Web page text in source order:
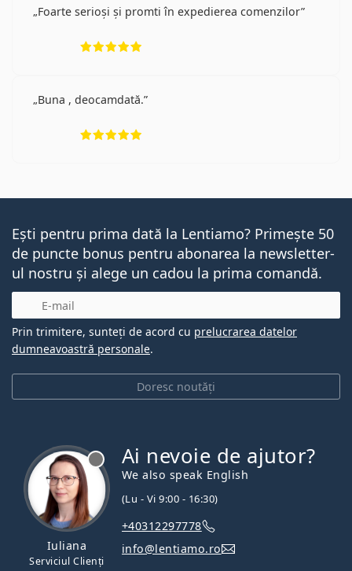
Foarte serioși și promti în expedierea comenzilor
Buna , deocamdată.
Ești pentru prima dată la Lentiamo? Primește 50
de puncte bonus pentru abonarea la newsletter-
ul nostru și alege un cadou la prima comandă.
E-mail
Doresc noutăți
Prin trimitere, sunteți de acord cu prelucrarea datelor
dumneavoastră personale.
Iuliana
Serviciul Clienți
Ai nevoie de ajutor?
We also speak English
(Lu - Vi 9:00 - 16:30)
+40312297778
info@lentiamo.ro